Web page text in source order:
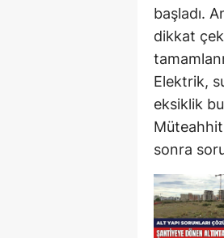
başladı.
dikkat
Elektrik,
eksiklik
sonra